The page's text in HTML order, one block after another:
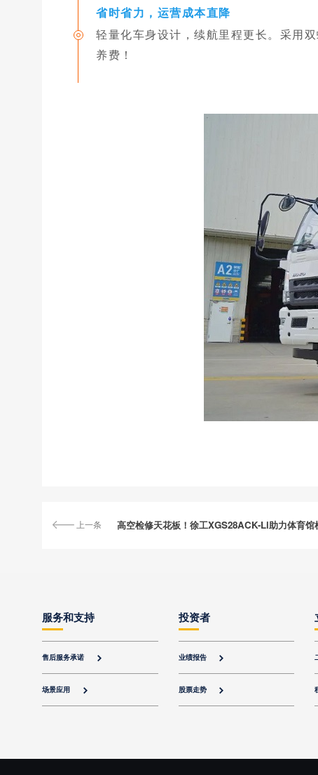
省时省力，运营成本直降
轻量化车身设计，续航里程更长。采用
养费！
上一条 高空检修天花板！徐工XGS28ACK-Li助力体育馆
服务和支持
售后服务承诺 
场景应用 
投资者
业绩报告 
股票走势 